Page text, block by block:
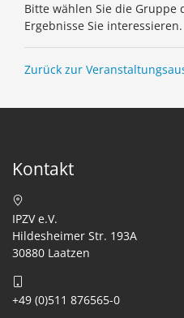
Bitte wählen Sie die Gruppe
Ergebnisse Sie interessieren.
Zurück zur
Kontakt
IPZV e.V.
Hildesheimer Str. 193A
30880 Laatzen
+49 (0)511 876565-0